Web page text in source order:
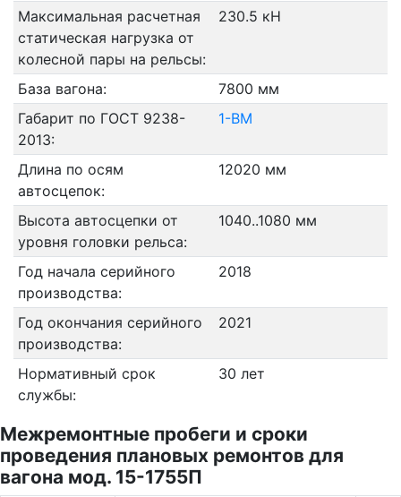
Максимальная расчетная
статическая нагрузка от
колесной пары на рельсы:
230.5 кН
База вагона:
7800 мм
Габарит по ГОСТ 9238-
2013:
1-ВМ
Длина по осям
автосцепок:
12020 мм
Высота автосцепки от
уровня головки рельса:
1040..1080 мм
Год начала серийного
производства:
2018
Год окончания серийного
производства:
2021
Нормативный срок
службы:
30 лет
Межремонтные пробеги и сроки
проведения плановых ремонтов для
вагона мод. 15-1755П